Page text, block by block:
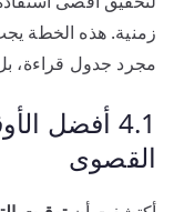
زمنية. هذه الخطة
مجرد جدول قراءة،
4.1 أفضل
القصوى